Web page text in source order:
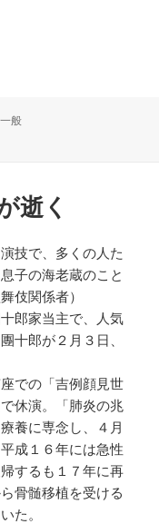
般
逝く
技で、多くの人た
子の海老蔵のこと
伎関係者）
郎家当主で、人気
十郎が２月３日、
での「吉例顔見世
休演。「肺炎の兆
養に専念し、４月
成１６年には急性
するも１７年に再
骨髄移植を受ける
た。